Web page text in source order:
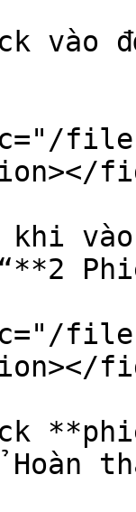
vào
files/
khi
files/